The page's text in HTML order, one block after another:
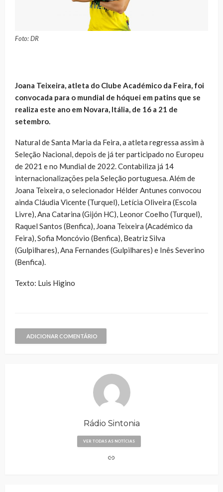
Foto: DR
Joana Teixeira, atleta do Clube Académico da Feira, foi
convocada para o mundial de hóquei em patins que se
realiza este ano em Novara, Itália, de 16 a 21 de
setembro.
Natural de Santa Maria da Feira, a atleta regressa assim à
Seleção Nacional, depois de já ter participado no Europeu
de 2021 e no Mundial de 2022. Contabiliza já 14
internacionalizações pela Seleção portuguesa. Além de
Joana Teixeira, o selecionador Hélder Antunes convocou
ainda Cláudia Vicente (Turquel), Letícia Oliveira (Escola
Livre), Ana Catarina (Gijón HC), Leonor Coelho (Turquel),
Raquel Santos (Benfica), Joana Teixeira (Académico da
Feira), Sofia Moncóvio (Benfica), Beatriz Silva
(Gulpilhares), Ana Fernandes (Gulpilhares) e Inês Severino
(Benfica).
Texto: Luis Higino
ADICIONAR COMENTÁRIO
Rádio Sintonia
VER TODAS AS NOTÍCIAS